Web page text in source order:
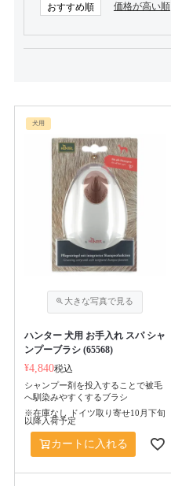
おすすめ順 価格が高い順
犬用
ハンター 犬用 お手入れ スパ シャ
ンプーブラシ (65568)
¥4,840税込
シャンプー剤を投入することで被毛
へ馴染みやすくするブラシ
※在庫なし ドイツ取り寄せ10月下旬
以降入荷予定
カートに入れる